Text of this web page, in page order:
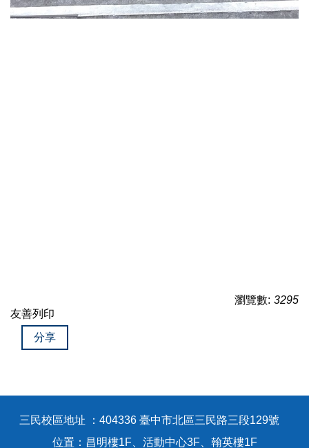
瀏覽數: 3295
友善列印
分享
三民校區地址 ：404336 臺中市北區三民路三段129號
位置：昌明樓1F、活動中心3F、翰英樓1F